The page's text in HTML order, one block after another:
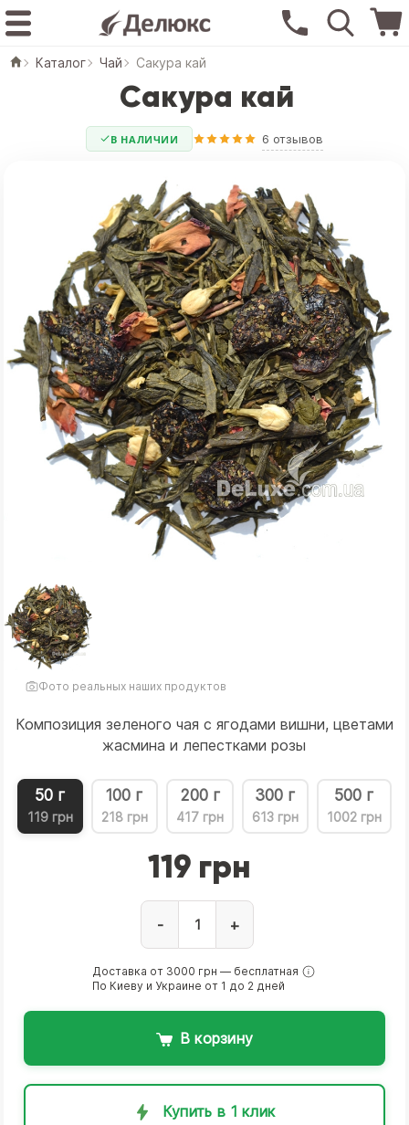
Каталог Чай Сакура кай
Сакура кай
В НАЛИЧИИ 6 отзывов
Фото реальных наших продуктов
Композиция зеленого чая с ягодами вишни, цветами
жасмина и лепестками розы
50 г
119 грн
100 г
218 грн
200 г
417 грн
300 г
613 грн
500 г
1002 грн
119 грн
- +
Доставка от 3000 грн — бесплатная
По Киеву и Украине от 1 до 2 дней
В корзину
Купить в 1 клик